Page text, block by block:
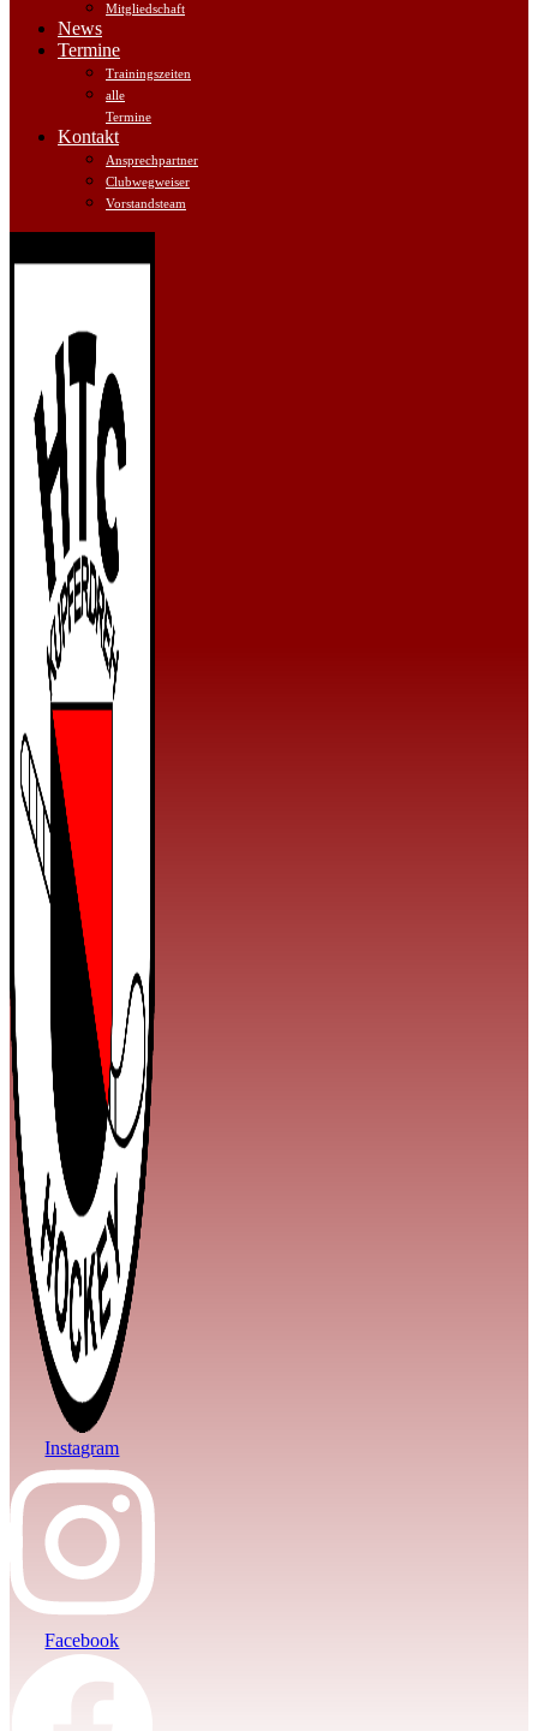
Mitgliedschaft
News
Termine
Trainingszeiten
alle
Termine
Kontakt
Ansprechpartner
Clubwegweiser
Vorstandsteam
Instagram
Facebook